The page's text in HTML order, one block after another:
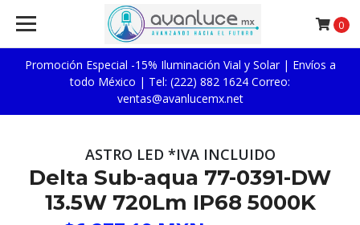
Promoción Especial -15% Iluminación Vial y Solar | Envíos a
todo México | Tel: (222) 882 1624 Correo:
ventas@avanlucemx.net
0
ASTRO LED *IVA INCLUIDO
Delta Sub-aqua 77-0391-DW
13.5W 720Lm IP68 5000K